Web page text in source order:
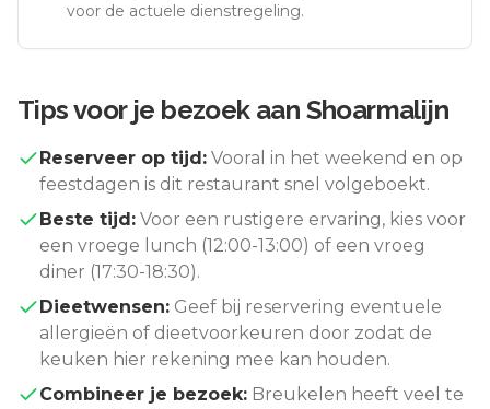
voor de actuele dienstregeling.
Tips voor je bezoek aan Shoarmalijn
Reserveer op tijd: Vooral in het weekend en op
feestdagen is dit restaurant snel volgeboekt.
Beste tijd: Voor een rustigere ervaring, kies voor
een vroege lunch (12:00-13:00) of een vroeg
diner (17:30-18:30).
Dieetwensen: Geef bij reservering eventuele
allergieën of dieetvoorkeuren door zodat de
keuken hier rekening mee kan houden.
Combineer je bezoek: Breukelen heeft veel te